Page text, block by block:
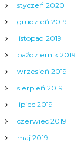
styczeń 2020
grudzień 2019
listopad 2019
październik 2019
wrzesień 2019
sierpień 2019
lipiec 2019
czerwiec 2019
maj 2019